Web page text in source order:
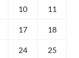
10 11
17 18
24 25